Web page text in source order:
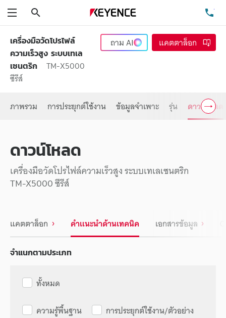
เครื่องมือวัดโปรไฟล์
ความเร็วสูง ระบบเทเล
เซนตริก
TM-X5000
ซีรีส์
ถามAI แคตตาล็อก
ภาพรวม การประยุกต์ใช้งาน ข้อมูลจำเพาะ รุ่น ดาวน์โหลด
ดาวน์โหลด
เครื่องมือวัดโปรไฟล์ความเร็วสูง ระบบเทเลเซนตริก
TM-X5000 ซีรีส์
แคตตาล็อก คำแนะนำด้านเทคนิค เอกสารข้อมูล
จำแนกตามประเภท
ทั้งหมด
ความรู้พื้นฐาน
การประยุกต์ใช้งาน/ตัวอย่าง